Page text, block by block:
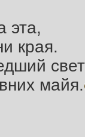
эта,
края.
майя.